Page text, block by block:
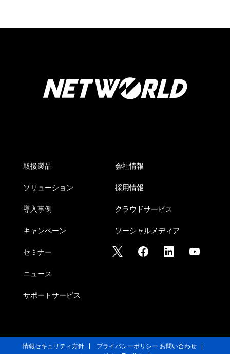
取扱製品
ソリューション
導入事例
キャンペーン
セミナー
ニュース
サポートサービス
会社情報
採用情報
クラウドサービス
ソーシャルメディア
情報セキュリティ方針 プライバシーポリシー お問い合わせ